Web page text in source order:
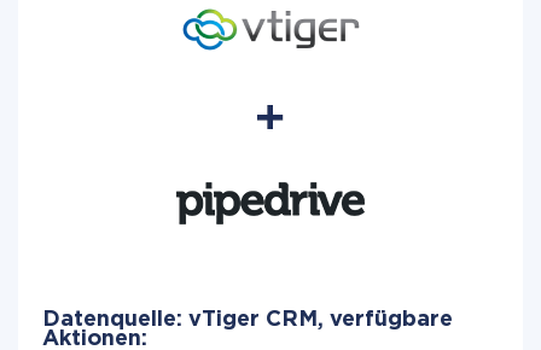
Datenquelle: vTiger CRM, verfügbare
Aktionen: